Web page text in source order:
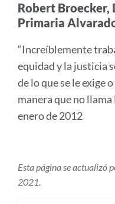
Robert Broecker,
Primaria
“Increíblemente
equidad y la justicia
de lo que se le exige
manera que no
enero de 2012
Esta página se actualizó
2021.